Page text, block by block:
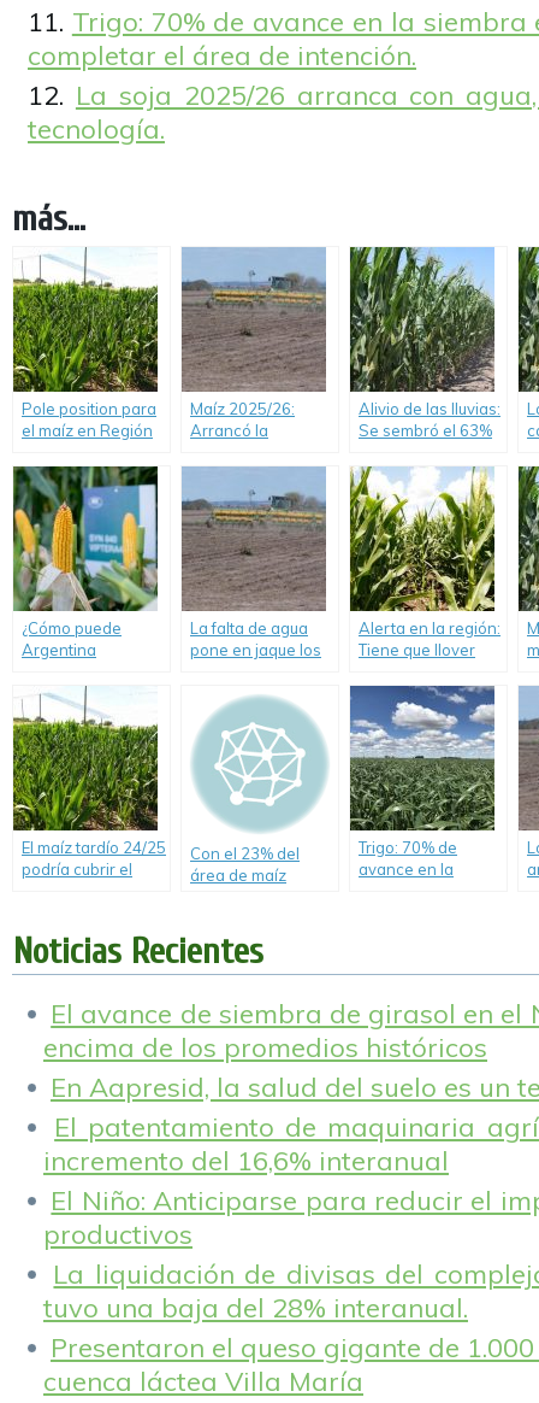
Trigo: 70% de avance en la
completar el área de intención.
La soja 2025/26 arranca con
tecnología.
más...
Pole position para
el maíz en Región
semanas arranca
la siembra con el
mejor escenario de
los últimos 5 años y
expectativas de
superar los 100
qq/ha.
Maíz 2025/26:
Arrancó la
mayor cosecha en
15 años.
Alivio de las lluvias:
Se sembró el 63%
y hay buenas
posibilidades de
completarlo
¿Cómo puede
Argentina
agregado de valor
local del maíz en
los próximos 10
años?
La falta de agua
pone en jaque los
de maíz.
Alerta en la región:
Tiene que llover
sembrado en maíz,
y evitar que siga
aumentando el
trigo bajo
condición regular a
mala.
El maíz tardío 24/25
podría cubrir el
región núcleo.
Con el 23% del
área de maíz
muy dispares.
Trigo: 70% de
avance en la
Noticias Recientes
El avance de siembra de girasol en el
encima de los promedios históricos
En Aapresid, la salud del suelo es un
El patentamiento de maquinaria
incremento del 16,6% interanual
El Niño: Anticiparse para reducir el
productivos
La liquidación de divisas del
tuvo una baja del 28% interanual.
Presentaron el queso gigante de
cuenca láctea Villa María